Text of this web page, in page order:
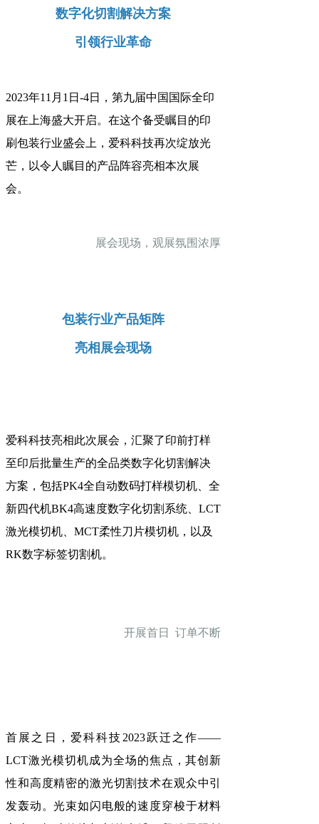
数字化切割解决方案
引领行业革命
2023年11月1日-4日，第九届中国国际全印
展在上海盛大开启。在这个备受瞩目的印
刷包装行业盛会上，爱科科技再次绽放光
芒，以令人瞩目的产品阵容亮相本次展
会。
展会现场，观展氛围浓厚
包装行业产品矩阵
亮相展会现场
爱科科技亮相此次展会，汇聚了印前打样
至印后批量生产的全品类数字化切割解决
方案，包括PK4全自动数码打样模切机、全
新四代机BK4高速度数字化切割系统、LCT
激光模切机、MCT柔性刀片模切机，以及
RK数字标签切割机。
开展首日 订单不断
首展之日，爱科科技2023跃迁之作——
LCT激光模切机成为全场的焦点，其创新
性和高度精密的激光切割技术在观众中引
发轰动。光束如闪电般的速度穿梭于材料